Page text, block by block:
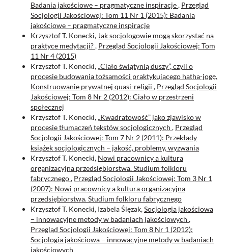
Badania jakościowe – pragmatyczne inspiracje, Przegląd
Socjologii Jakościowej: Tom 11 Nr 1 (2015): Badania
jakościowe – pragmatyczne inspiracje
Krzysztof T. Konecki,Jak socjologowie mogą skorzystać na
praktyce medytacji?, Przegląd Socjologii Jakościowej: Tom
11 Nr 4 (2015)
Krzysztof T. Konecki, „Ciało świątynią duszy”, czyli o
procesie budowania tożsamości praktykującego hatha-jogę.
Konstruowanie prywatnej quasi-religii , Przegląd Socjologii
Jakościowej: Tom 8 Nr 2 (2012): Ciało w przestrzeni
społecznej
Krzysztof T. Konecki, „Kwadratowość” jako zjawisko w
procesie tłumaczeń tekstów socjologicznych , Przegląd
Socjologii Jakościowej: Tom 7 Nr 2 (2011): Przekłady
książek socjologicznych – jakość, problemy, wyzwania
Krzysztof T. Konecki, Nowi pracownicy a kultura
organizacyjna przedsiębiorstwa. Studium folkloru
fabrycznego, Przegląd Socjologii Jakościowej: Tom 3 Nr 1
(2007): Nowi pracownicy a kultura organizacyjna
przedsiębiorstwa. Studium folkloru fabrycznego
Krzysztof T. Konecki, Izabela Ślęzak,Socjologia jakościowa
– innowacyjne metody w badaniach jakościowych ,
Przegląd Socjologii Jakościowej: Tom 8 Nr 1 (2012):
Socjologia jakościowa – innowacyjne metody w badaniach
jakościowych